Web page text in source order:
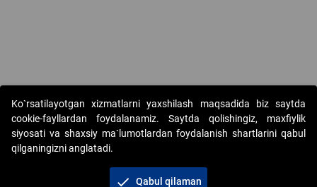
Copyright © 2017-2026. "Elektron onlayn-auksionlarni tashkil etish"
AJ. Barcha huquqlar himoyalangan
Ko`rsatilayotgan xizmatlarni yaxshilash maqsadida biz saytda
cookie-fayllardan foydalanamiz. Saytda qolishingiz, maxfiylik
siyosati va shaxsiy ma`lumotlardan foydalanish shartlarini qabul
qilganingizni anglatadi.
check Qabul qilaman